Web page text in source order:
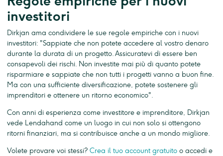
investitori
Dirkjan ama condividere le sue regole empiriche con i nuovi
investitori: "Sappiate che non potete accedere al vostro denaro
durante la durata di un progetto. Assicuratevi di essere ben
consapevoli dei rischi. Non investite mai più di quanto potete
risparmiare e sappiate che non tutti i progetti vanno a buon fine.
Ma con una sufficiente diversificazione, potete sostenere gli
imprenditori e ottenere un ritorno economico".
Con anni di esperienza come investitore e imprenditore, Dirkjan
vede Lendahand come un luogo in cui non solo si ottengono
ritorni finanziari, ma si contribuisce anche a un mondo migliore.
Volete provare voi stessi? Crea il tuo account gratuito o accedi e